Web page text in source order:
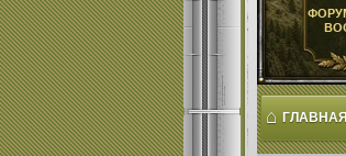
⌂ ГЛАВНАЯ